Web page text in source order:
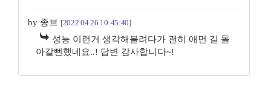
by 종브 [2022.04.26 10:45:40]
성능 이런거 생각해볼려다가 괜히 애먼 길 돌
아갈뻔했네요..! 답변 감사합니다~!